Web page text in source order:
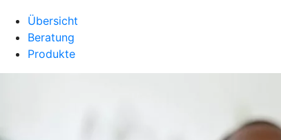
Übersicht
Beratung
Produkte